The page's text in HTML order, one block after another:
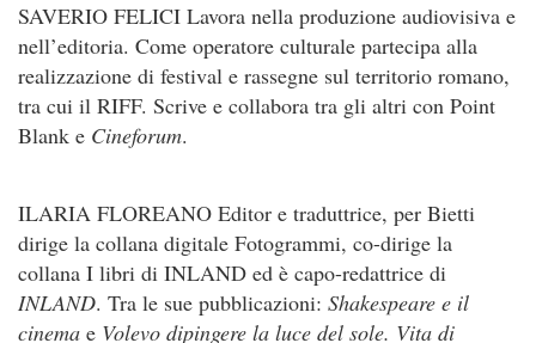
SAVERIO FELICI Lavora nella produzione audiovisiva e
nell’editoria. Come operatore culturale partecipa alla
realizzazione di festival e rassegne sul territorio romano,
tra cui il RIFF. Scrive e collabora tra gli altri con Point
Blank e Cineforum.
ILARIA FLOREANO Editor e traduttrice, per Bietti
dirige la collana digitale Fotogrammi, co-dirige la
collana I libri di INLAND ed è capo-redattrice di
INLAND. Tra le sue pubblicazioni: Shakespeare e il
cinema e Volevo dipingere la luce del sole. Vita di